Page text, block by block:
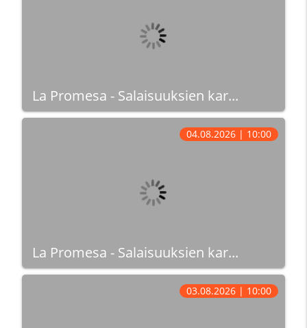
La Promesa - Salaisuuksien kar...
La Promesa - Salaisuuksien kar...
04.08.2026 | 10:00
03.08.2026 | 10:00